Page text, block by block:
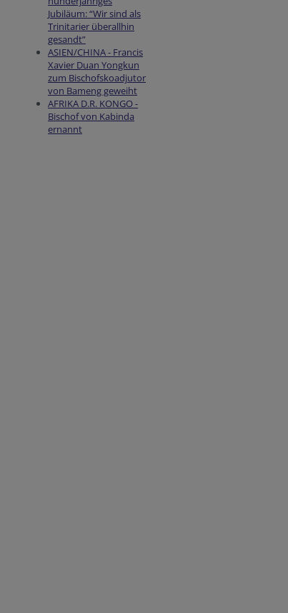
Jubiläum: “Wir sind als
Trinitarier überallhin
gesandt”
ASIEN/CHINA - Francis
Xavier Duan Yongkun
zum Bischofskoadjutor
von Bameng geweiht
AFRIKA D.R. KONGO -
Bischof von Kabinda
ernannt